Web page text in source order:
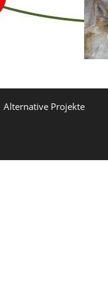
Alternative Projekte